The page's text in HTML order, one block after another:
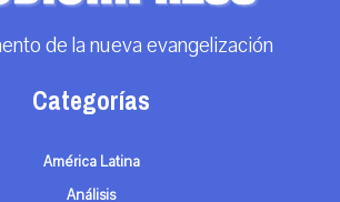
de la nueva evangelización
Categorías
América Latina
Análisis